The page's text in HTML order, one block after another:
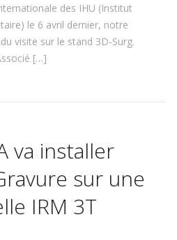
des IHU (Institut
le 6 avril dernier, notre
visite sur le stand 3D-Surg.
[…]
va installer
sur une
IRM 3T